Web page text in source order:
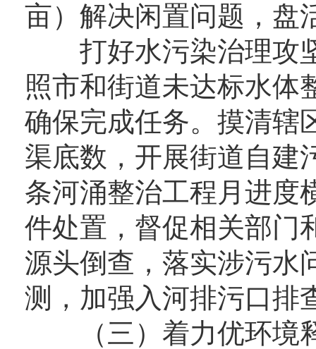
亩）解决闲置问题，盘
打好水污染治理攻坚
照市和街道未达标水体
确保完成任务。摸清辖
渠底数，开展街道自建
条河涌整治工程月进度
件处置，督促相关部门
源头倒查，落实涉污水
测，加强入河排污口排
（三）着力优环境释